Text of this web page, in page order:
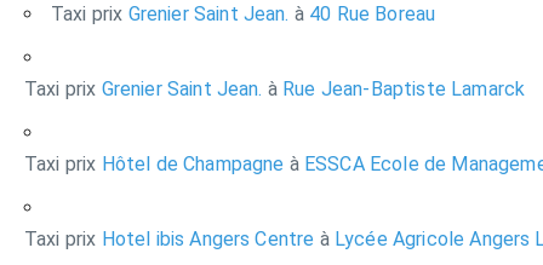
Taxi prix Grenier Saint Jean. à 40 Rue Boreau
Taxi prix Grenier Saint Jean. à Rue Jean-Baptiste Lamarck
Taxi prix Hôtel de Champagne àESSCA Ecole de
Taxi prix Hotel ibis Angers Centre àLycée Agricole Angers